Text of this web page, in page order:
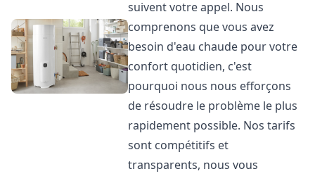
suivent votre appel. Nous
comprenons que vous avez
besoin d'eau chaude pour votre
confort quotidien, c'est
pourquoi nous nous efforçons
de résoudre le problème le plus
rapidement possible. Nos tarifs
sont compétitifs et
transparents, nous vous